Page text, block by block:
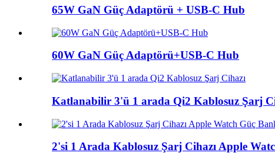
65W GaN Güç Adaptörü + USB-C Hub
60W GaN Güç Adaptörü+USB-C Hub
Katlanabilir 3'ü 1 arada Qi2 Kablosuz Şarj
2'si 1 Arada Kablosuz Şarj Cihazı Apple